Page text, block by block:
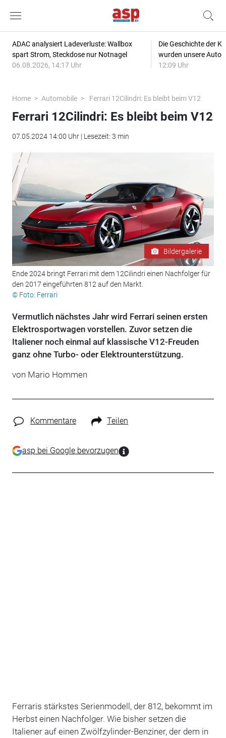
ADAC analysiert Ladeverluste: Wallbox
spart Strom, Steckdose nur Notnagel
06.08.2026, 14:17 Uhr
Die Geschichte der
wurden unsere
12:09 Uhr
Home Automobile Ferrari 12Cilindri: Es bleibt beim V12
Ferrari 12Cilindri: Es bleibt beim V12
07.05.2024 14:00 Uhr | Lesezeit: 3 min
Bildergalerie
Ende 2024 bringt Ferrari mit dem 12Cilindri einen Nachfolger für
den 2017 eingeführten 812 auf den Markt.
© Foto: Ferrari
Vermutlich nächstes Jahr wird Ferrari seinen ersten
Elektrosportwagen vorstellen. Zuvor setzen die
Italiener noch einmal auf klassische V12-Freuden
ganz ohne Turbo- oder Elektrounterstützung.
von Mario Hommen
Kommentare Teilen
asp bei Google bevorzugen
Ferraris stärkstes Serienmodell, der 812, bekommt im
Herbst einen Nachfolger. Wie bisher setzen die
Italiener auf einen Zwölfzylinder-Benziner, der dem in